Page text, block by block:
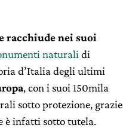
racchiude nei suoi
naturali di
d’Italia degli ultimi
, con i suoi 150mila
sotto protezione, grazie
è infatti sotto tutela.